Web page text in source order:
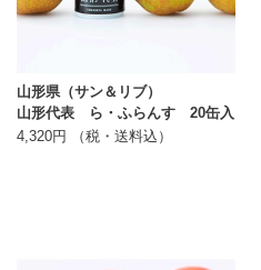
山形県（サン＆リブ）
山形代表 ら・ふらんす 20缶入
4,320円 （税・送料込）